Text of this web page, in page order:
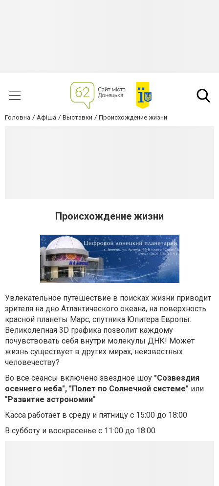
Головна Афіша Выставки Происхождение жизни
Происхождение жизни
Увлекательное путешествие в поисках жизни приводит
зрителя на дно Атлантического океана, на поверхность
красной планеты Марс, спутника Юпитера Европы.
Великолепная 3D графика позволит каждому
почувствовать себя внутри молекулы ДНК! Может
жизнь существует в других мирах, неизвестных
человечеству?
Во все сеансы включено звездное шоу "Созвездия
осеннего неба", "Полет по Солнечной системе" или
"Развитие астрономии"
Касса работает в среду и пятницу с 15:00 до 18:00
В субботу и воскресенье с 11:00 до 18:00